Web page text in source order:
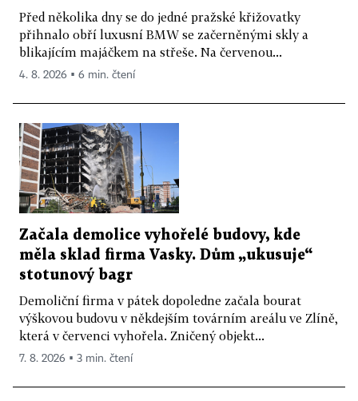
Před několika dny se do jedné pražské křižovatky
přihnalo obří luxusní BMW se začerněnými skly a
blikajícím majáčkem na střeše. Na červenou...
4. 8. 2026 ▪ 6 min. čtení
Začala demolice vyhořelé budovy, kde
měla sklad firma Vasky. Dům „ukusuje“
stotunový bagr
Demoliční firma v pátek dopoledne začala bourat
výškovou budovu v někdejším továrním areálu ve Zlíně,
která v červenci vyhořela. Zničený objekt...
7. 8. 2026 ▪ 3 min. čtení